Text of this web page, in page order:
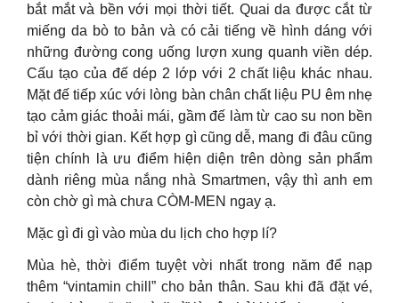
bắt mắt và bền với mọi thời tiết. Quai da được cắt từ
miếng da bò to bản và có cải tiếng về hình dáng với
những đường cong uống lượn xung quanh viền dép.
Cấu tạo của đế dép 2 lớp với 2 chất liệu khác nhau.
Mặt đế tiếp xúc với lòng bàn chân chất liệu PU êm nhẹ
tạo cảm giác thoải mái, gầm đế làm từ cao su non bền
bỉ với thời gian. Kết hợp gì cũng dễ, mang đi đâu cũng
tiện chính là ưu điểm hiện diện trên dòng sản phẩm
dành riêng mùa nắng nhà Smartmen, vậy thì anh em
còn chờ gì mà chưa CÒM-MEN ngay ạ.
Mặc gì đi gì vào mùa du lịch cho hợp lí?
Mùa hè, thời điểm tuyệt vời nhất trong năm để nạp
thêm “vintamin chill” cho bản thân. Sau khi đã đặt vé,